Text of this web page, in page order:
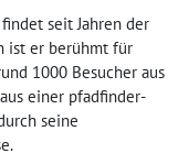
seit Jahren der
ist er berühmt für
1000 Besucher aus
einer pfadfinder-
seine